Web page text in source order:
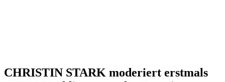
CHRISTIN STARK moderiert erstmals